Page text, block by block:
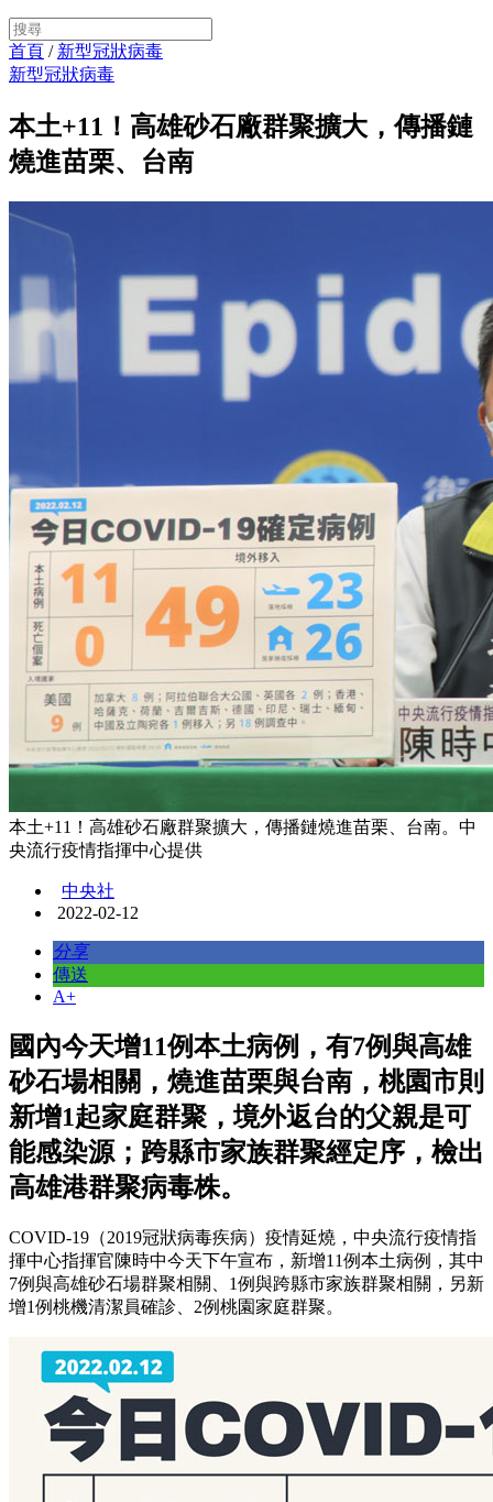
首頁 / 新型冠狀病毒
新型冠狀病毒
本土+11！高雄砂石廠群聚擴大，傳播鏈
燒進苗栗、台南
本土+11！高雄砂石廠群聚擴大，傳播鏈燒進苗栗、台南。中
央流行疫情指揮中心提供
中央社
2022-02-12
分享
傳送
A+
國內今天增11例本土病例，有7例與高雄
砂石場相關，燒進苗栗與台南，桃園市則
新增1起家庭群聚，境外返台的父親是可
能感染源；跨縣市家族群聚經定序，檢出
高雄港群聚病毒株。
COVID-19（2019冠狀病毒疾病）疫情延燒，中央流行疫情指
揮中心指揮官陳時中今天下午宣布，新增11例本土病例，其中
7例與高雄砂石場群聚相關、1例與跨縣市家族群聚相關，另新
增1例桃機清潔員確診、2例桃園家庭群聚。